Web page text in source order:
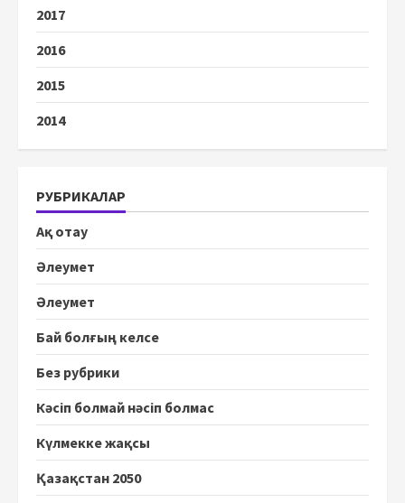
2017
2016
2015
2014
РУБРИКАЛАР
Ақ отау
Әлеумет
Әлеумет
Бай болғың келсе
Без рубрики
Кәсіп болмай нәсіп болмас
Күлмекке жақсы
Қазақстан 2050